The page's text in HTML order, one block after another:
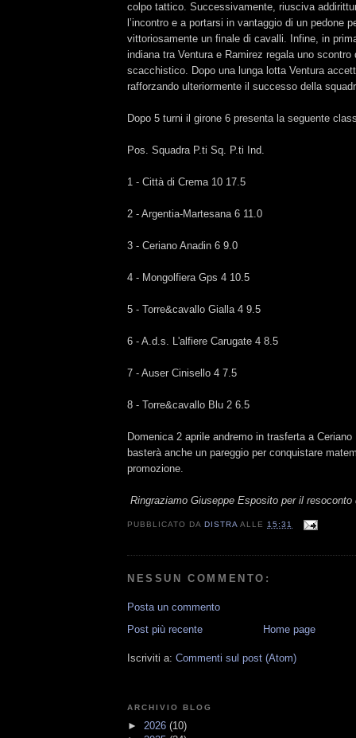
colpo tattico. Successivamente, riusciva
l’incontro e a portarsi in vantaggio di un pedone
vittoriosamente un finale di cavalli. Infine, in
indiana tra Ventura e Ramirez regala uno scontro
scacchistico. Dopo una lunga lotta Ventura
rafforzando ulteriormente il successo della
Dopo 5 turni il girone 6 presenta la seguente
Pos. Squadra P.ti Sq. P.ti Ind.
1 - Città di Crema 10 17.5
2 - Argentia-Martesana 6 11.0
3 - Ceriano Anadin 6 9.0
4 - Mongolfiera Gps 4 10.5
5 - Torre&cavallo Gialla 4 9.5
6 - A.d.s. L'alfiere Carugate 4 8.5
7 - Auser Cinisello 4 7.5
8 - Torre&cavallo Blu 2 6.5
Domenica 2 aprile andremo in trasferta a
basterà anche un pareggio per conquistare
promozione.
Ringraziamo Giuseppe Esposito per il resoconto
PUBBLICATO DADISTRA ALLE 15:31
NESSUN COMMENTO:
Posta un commento
Post più recente
Home page
Iscriviti a: Commenti sul post (Atom)
ARCHIVIO BLOG
► 2026 (10)